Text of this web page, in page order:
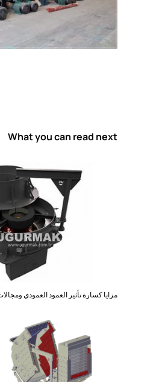
What you can read next
مزايا كسارة تأثير العمود العمودي